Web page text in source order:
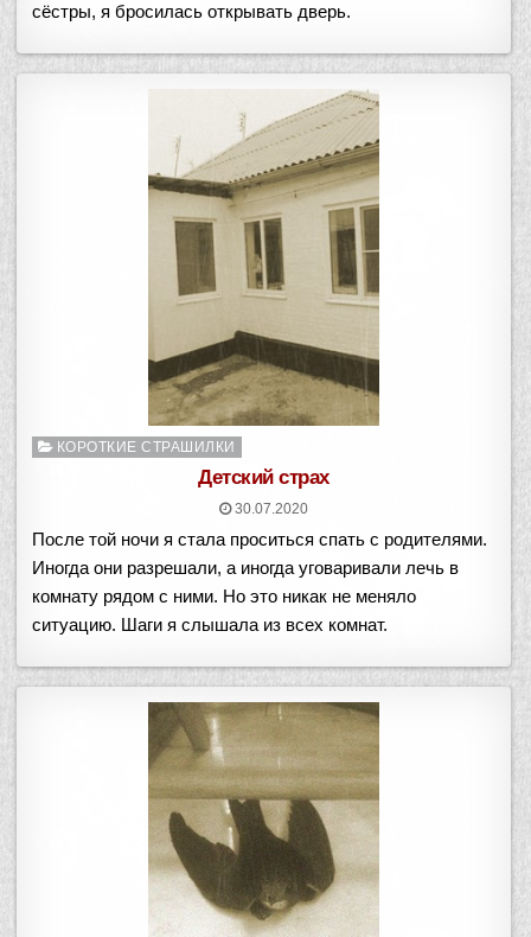
сёстры, я бросилась открывать дверь.
Опубликовано
КОРОТКИЕ СТРАШИЛКИ
Детский страх
30.07.2020
После той ночи я стала проситься спать с родителями.
Иногда они разрешали, а иногда уговаривали лечь в
комнату рядом с ними. Но это никак не меняло
ситуацию. Шаги я слышала из всех комнат.